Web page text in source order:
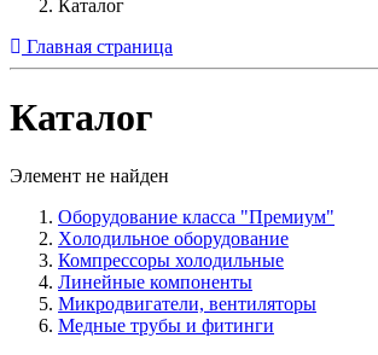
Каталог
Главная страница
Каталог
Элемент не найден
Оборудование класса "Премиум"
Xолодильное оборудование
Компрессоры холодильные
Линейные компоненты
Микродвигатели, вентиляторы
Медные трубы и фитинги